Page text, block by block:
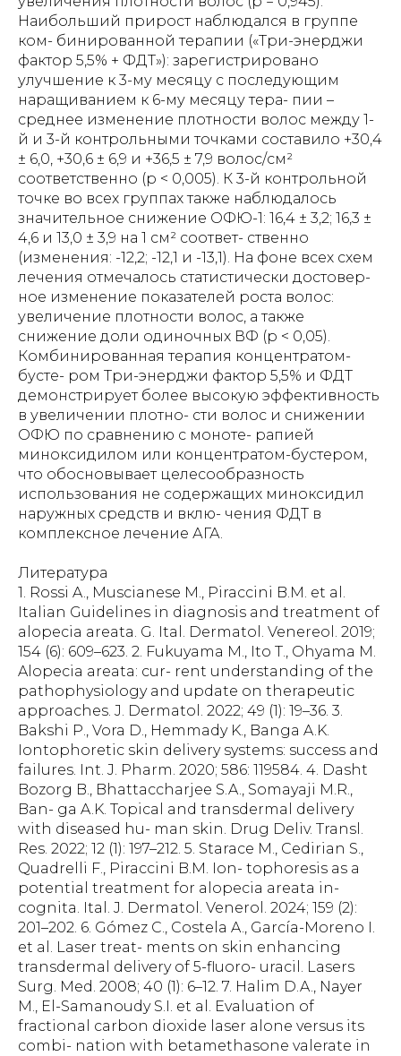
Литература
1. Rossi A., Muscianese M., Piraccini B.M. et al.
Italian Guidelines in diagnosis and treatment of
alopecia areata. G. Ital. Dermatol. Venereol. 2019;
154 (6): 609–623. 2. Fukuyama M., Ito T., Ohyama M.
Alopecia areata: cur- rent understanding of the
pathophysiology and update on therapeutic
approaches. J. Dermatol. 2022; 49 (1): 19–36. 3.
Bakshi P., Vora D., Hemmady K., Banga A.K.
Iontophoretic skin delivery systems: success and
failures. Int. J. Pharm. 2020; 586: 119584. 4. Dasht
Bozorg B., Bhattaccharjee S.A., Somayaji M.R.,
Ban- ga A.K. Topical and transdermal delivery
with diseased hu- man skin. Drug Deliv. Transl.
Res. 2022; 12 (1): 197–212. 5. Starace M., Cedirian S.,
Quadrelli F., Piraccini B.M. Ion- tophoresis as a
potential treatment for alopecia areata in-
cognita. Ital. J. Dermatol. Venerol. 2024; 159 (2):
201–202. 6. Gómez C., Costela A., García-Moreno I.
et al. Laser treat- ments on skin enhancing
transdermal delivery of 5-fluoro- uracil. Lasers
Surg. Med. 2008; 40 (1): 6–12. 7. Halim D.A., Nayer
M., El-Samanoudy S.I. et al. Evaluation of
fractional carbon dioxide laser alone versus its
combi- nation with betamethasone valerate in